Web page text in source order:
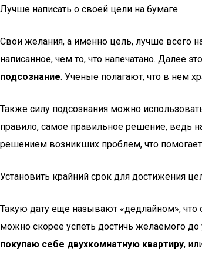
Лучше написать о своей цели на бумаге
Свои желания, а именно цель, лучше всего
написанное, чем то, что напечатано. Далее
подсознание. Ученые полагают, что в нем
Также силу подсознания можно
правило, самое правильное решение, ведь
решением возникших проблем, что
Установить крайний срок для достижения
Такую дату еще называют «дедлайном», что
можно скорее успеть достичь желаемого
покупаю себе двухкомнатную квартиру,